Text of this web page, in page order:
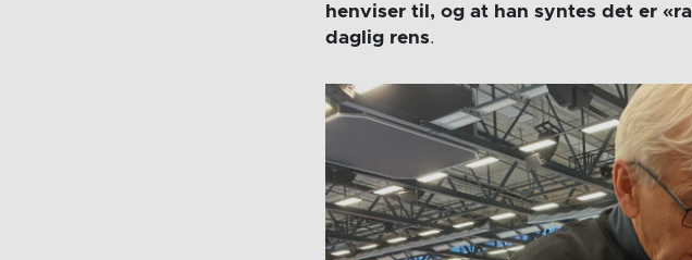
henviser til, og at han syntes det er
daglig rens.